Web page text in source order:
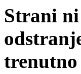
Strani
trenutno